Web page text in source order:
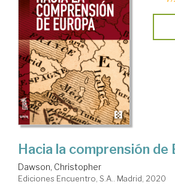
Hacia la comprensión de
Dawson, Christopher
Ediciones Encuentro, S.A.. Madrid, 2020